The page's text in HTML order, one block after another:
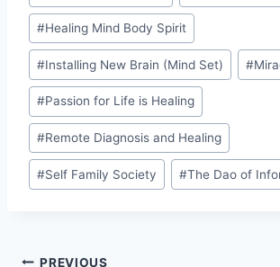
#Healing Mind Body Spirit
#Installing New Brain (Mind Set) #
#Passion for Life is Healing
#Remote Diagnosis and Healing
#Self Family Society #The Dao of
PREVIOUS